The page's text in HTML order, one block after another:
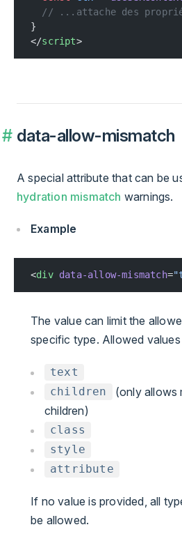
// ...attache des
}
</script>
data-allow-mismatch
A special attribute that can be
hydration mismatch warnings.
Example
<div data-allow-mismatch=
The value can limit the
specific type. Allowed values
text
children
(only allows
children)
class
style
attribute
If no value is provided, all
be allowed.